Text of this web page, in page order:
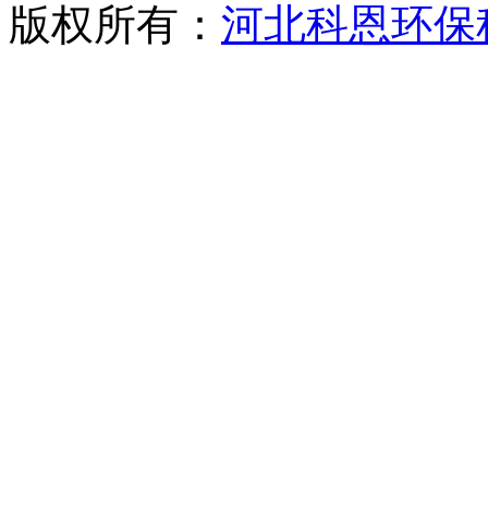
版权所有： 河北科恩环